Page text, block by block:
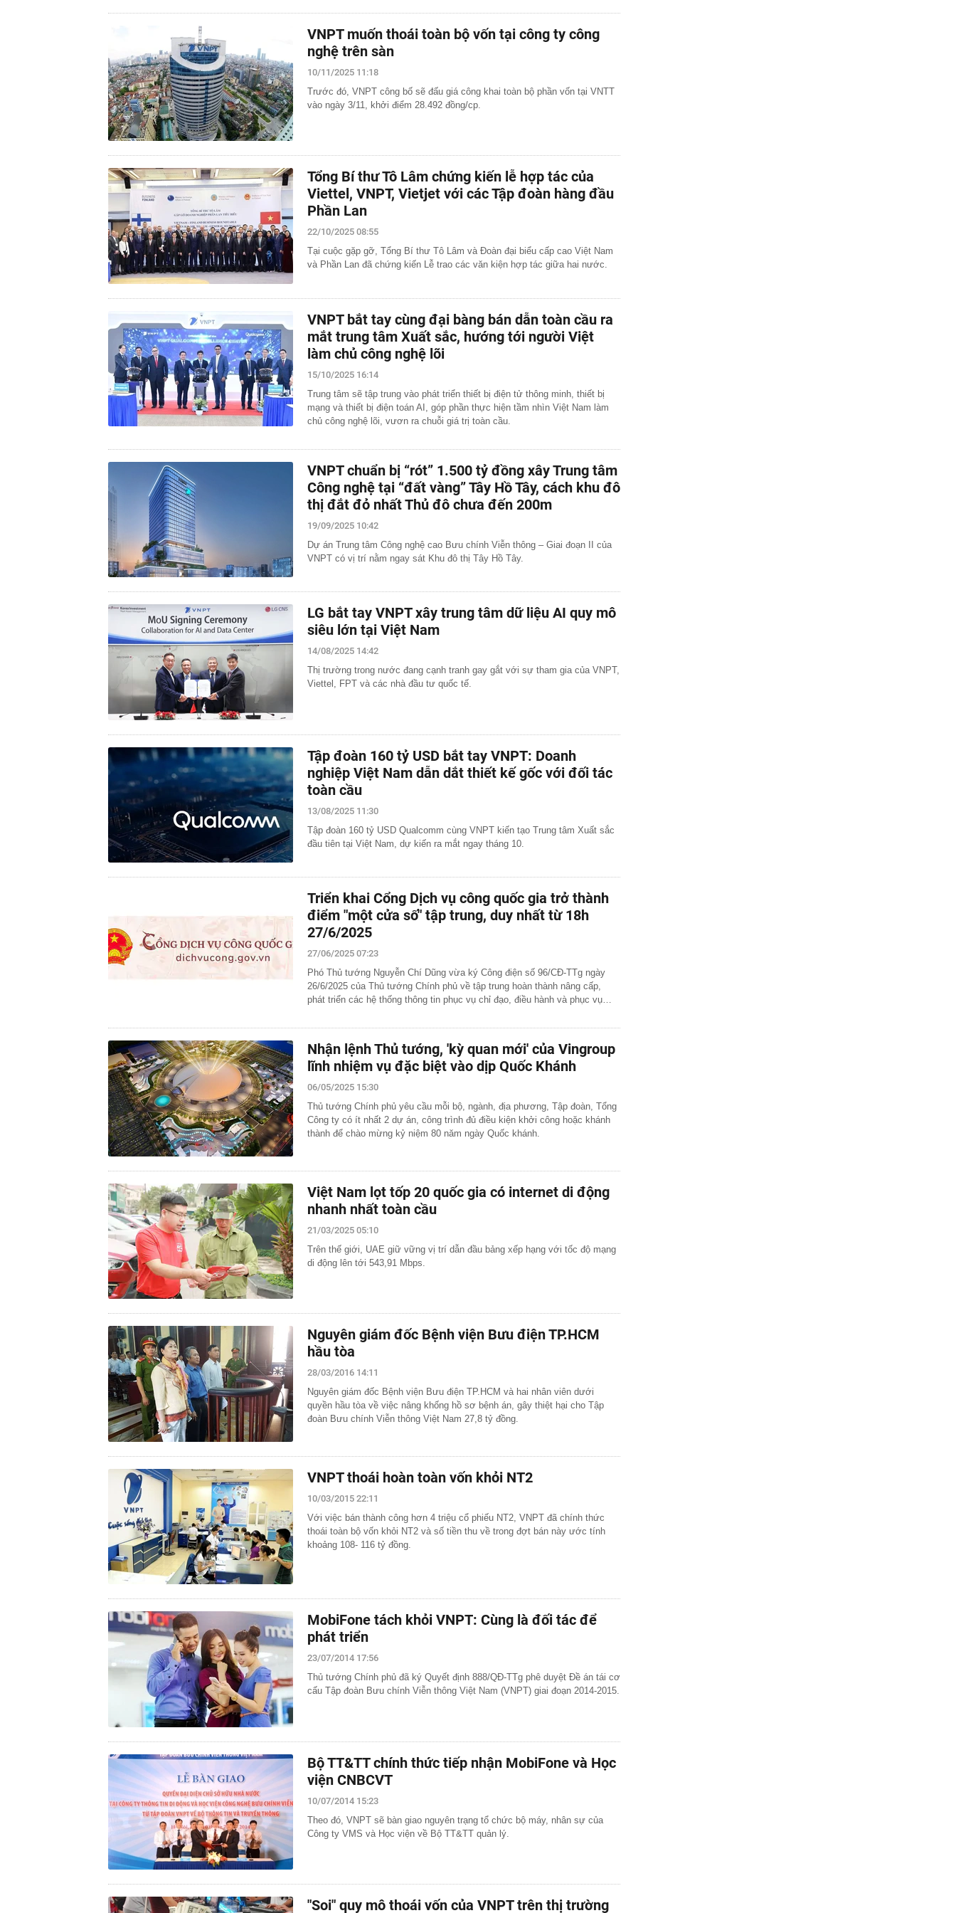
VNPT muốn thoái toàn bộ vốn tại công ty công
nghệ trên sàn
10/11/2025 11:18
Trước đó, VNPT công bố sẽ đấu giá công khai toàn bộ phần vốn tại VNTT
vào ngày 3/11, khởi điểm 28.492 đồng/cp.
Tổng Bí thư Tô Lâm chứng kiến lễ hợp tác của
Viettel, VNPT, Vietjet với các Tập đoàn hàng đầu
Phần Lan
22/10/2025 08:55
Tại cuộc gặp gỡ, Tổng Bí thư Tô Lâm và Đoàn đại biểu cấp cao Việt Nam
và Phần Lan đã chứng kiến Lễ trao các văn kiện hợp tác giữa hai nước.
VNPT bắt tay cùng đại bàng bán dẫn toàn cầu ra
mắt trung tâm Xuất sắc, hướng tới người Việt
làm chủ công nghệ lõi
15/10/2025 16:14
Trung tâm sẽ tập trung vào phát triển thiết bị điện tử thông minh, thiết bị
mạng và thiết bị điện toán AI, góp phần thực hiện tầm nhìn Việt Nam làm
chủ công nghệ lõi, vươn ra chuỗi giá trị toàn cầu.
VNPT chuẩn bị “rót” 1.500 tỷ đồng xây Trung tâm
Công nghệ tại “đất vàng” Tây Hồ Tây, cách khu đô
thị đắt đỏ nhất Thủ đô chưa đến 200m
19/09/2025 10:42
Dự án Trung tâm Công nghệ cao Bưu chính Viễn thông – Giai đoạn II của
VNPT có vị trí nằm ngay sát Khu đô thị Tây Hồ Tây.
LG bắt tay VNPT xây trung tâm dữ liệu AI quy mô
siêu lớn tại Việt Nam
14/08/2025 14:42
Thị trường trong nước đang cạnh tranh gay gắt với sự tham gia của VNPT,
Viettel, FPT và các nhà đầu tư quốc tế.
Tập đoàn 160 tỷ USD bắt tay VNPT: Doanh
nghiệp Việt Nam dẫn dắt thiết kế gốc với đối tác
toàn cầu
13/08/2025 11:30
Tập đoàn 160 tỷ USD Qualcomm cùng VNPT kiến tạo Trung tâm Xuất sắc
đầu tiên tại Việt Nam, dự kiến ra mắt ngay tháng 10.
Triển khai Cổng Dịch vụ công quốc gia trở thành
điểm "một cửa số" tập trung, duy nhất từ 18h
27/6/2025
27/06/2025 07:23
Phó Thủ tướng Nguyễn Chí Dũng vừa ký Công điện số 96/CĐ-TTg ngày
26/6/2025 của Thủ tướng Chính phủ về tập trung hoàn thành nâng cấp,
phát triển các hệ thống thông tin phục vụ chỉ đạo, điều hành và phục vụ…
Nhận lệnh Thủ tướng, 'kỳ quan mới' của Vingroup
lĩnh nhiệm vụ đặc biệt vào dịp Quốc Khánh
06/05/2025 15:30
Thủ tướng Chính phủ yêu cầu mỗi bộ, ngành, địa phương, Tập đoàn, Tổng
Công ty có ít nhất 2 dự án, công trình đủ điều kiện khởi công hoặc khánh
thành để chào mừng kỷ niệm 80 năm ngày Quốc khánh.
Việt Nam lọt tốp 20 quốc gia có internet di động
nhanh nhất toàn cầu
21/03/2025 05:10
Trên thế giới, UAE giữ vững vị trí dẫn đầu bảng xếp hạng với tốc độ mạng
di động lên tới 543,91 Mbps.
Nguyên giám đốc Bệnh viện Bưu điện TP.HCM
hầu tòa
28/03/2016 14:11
Nguyên giám đốc Bệnh viện Bưu điện TP.HCM và hai nhân viên dưới
quyền hầu tòa về việc nâng khống hồ sơ bệnh án, gây thiệt hại cho Tập
đoàn Bưu chính Viễn thông Việt Nam 27,8 tỷ đồng.
VNPT thoái hoàn toàn vốn khỏi NT2
10/03/2015 22:11
Với việc bán thành công hơn 4 triệu cổ phiếu NT2, VNPT đã chính thức
thoái toàn bộ vốn khỏi NT2 và số tiền thu về trong đợt bán này ước tính
khoảng 108- 116 tỷ đồng.
MobiFone tách khỏi VNPT: Cùng là đối tác để
phát triển
23/07/2014 17:56
Thủ tướng Chính phủ đã ký Quyết định 888/QĐ-TTg phê duyệt Đề án tái cơ
cấu Tập đoàn Bưu chính Viễn thông Việt Nam (VNPT) giai đoạn 2014-2015.
Bộ TT&TT chính thức tiếp nhận MobiFone và Học
viện CNBCVT
10/07/2014 15:23
Theo đó, VNPT sẽ bàn giao nguyên trạng tổ chức bộ máy, nhân sự của
Công ty VMS và Học viện về Bộ TT&TT quản lý.
"Soi" quy mô thoái vốn của VNPT trên thị trường